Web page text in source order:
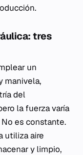
tres
un
manivela,
del
la fuerza varía
es constante.
utiliza aire
y limpio,